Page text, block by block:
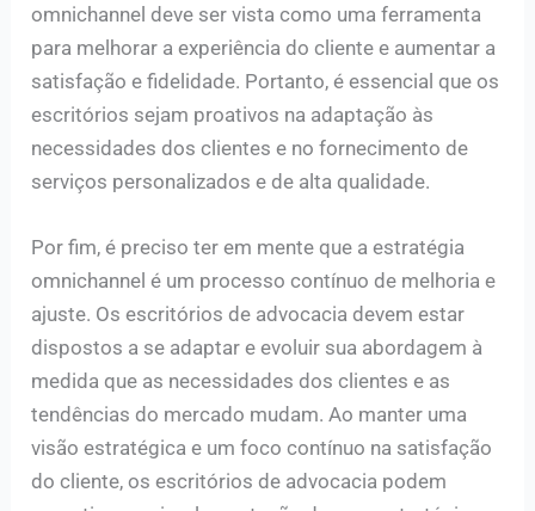
omnichannel deve ser vista como uma ferramenta
para melhorar a experiência do cliente e aumentar a
satisfação e fidelidade. Portanto, é essencial que os
escritórios sejam proativos na adaptação às
necessidades dos clientes e no fornecimento de
serviços personalizados e de alta qualidade.
Por fim, é preciso ter em mente que a estratégia
omnichannel é um processo contínuo de melhoria e
ajuste. Os escritórios de advocacia devem estar
dispostos a se adaptar e evoluir sua abordagem à
medida que as necessidades dos clientes e as
tendências do mercado mudam. Ao manter uma
visão estratégica e um foco contínuo na satisfação
do cliente, os escritórios de advocacia podem